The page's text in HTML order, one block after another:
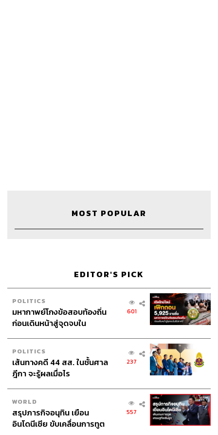
Credits
Host & Show Creator
นครินทร์ วนกิจไพบูลย์
Managerปวริศา ตั้งตุลานนท์
Assistant
Project Coordinatorซาจิ แซ่อื้อ
Producerนภัสสร กะสินัง
MOST POPULAR
EDITOR'S PICK
POLITICS
มหากาพย์โกงข้อสอบท้องถิ่น
ก่อนเดินหน้าสู่จุดจบใน
601
POLITICS
เส้นทางคดี 44 สส. ในชั้นศาล
ฎีกา จะรู้ผลเมื่อไร
237
WORLD
สรุปภารกิจอนุทิน เยือน
อินโดนีเซีย ขับเคลื่อนการทูต
557